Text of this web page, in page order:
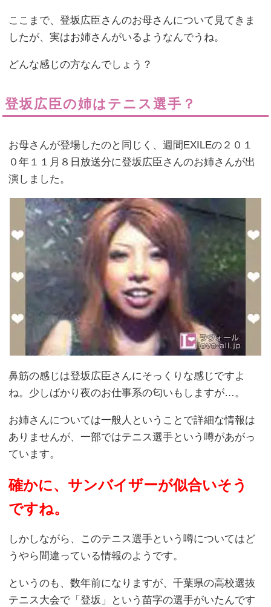
ここまで、登坂広臣さんのお母さんについて見てきま
したが、実はお姉さんがいるようなんでうね。
どんな感じの方なんでしょう？
登坂広臣の姉はテニス選手？
お母さんが登場したのと同じく、週間EXILEの２０１
０年１１月８日放送分に登坂広臣さんのお姉さんが出
演しました。
鼻筋の感じは登坂広臣さんにそっくりな感じですよ
ね。少しばかり夜のお仕事系の匂いもしますが…。
お姉さんについては一般人ということで詳細な情報は
ありませんが、一部ではテニス選手という噂があがっ
ています。
確かに、サンバイザーが似合いそう
ですね。
しかしながら、このテニス選手という噂についてはど
うやら間違っている情報のようです。
というのも、数年前になりますが、千葉県の高校選抜
テニス大会で「登坂」という苗字の選手がいたんです